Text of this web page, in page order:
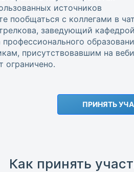
источников
пообщаться с коллегами в
заведующий
профессионального
присутствовавшим на
ПРИНЯТЬ
Как принять